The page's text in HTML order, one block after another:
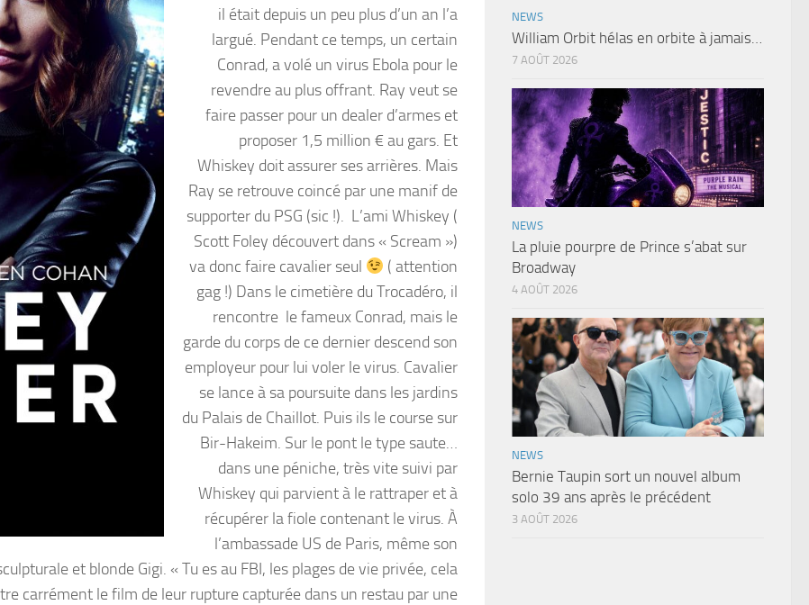
il était depuis un peu plus d’un an l’a
largué. Pendant ce temps, un certain
Conrad, a volé un virus Ebola pour le
revendre au plus offrant. Ray veut se
faire passer pour un dealer d’armes et
proposer 1,5 million € au gars. Et
Whiskey doit assurer ses arrières. Mais
Ray se retrouve coincé par une manif de
supporter du PSG (sic !). L’ami Whiskey (
Scott Foley découvert dans « Scream »)
va donc faire cavalier seul
( attention
gag !) Dans le cimetière du Trocadéro, il
rencontre le fameux Conrad, mais le
garde du corps de ce dernier descend son
employeur pour lui voler le virus. Cavalier
se lance à sa poursuite dans les jardins
du Palais de Chaillot. Puis ils le course sur
Bir-Hakeim. Sur le pont le type saute…
dans une péniche, très vite suivi par
Whiskey qui parvient à le rattraper et à
récupérer la fiole contenant le virus. À
l’ambassade US de Paris, même son
et blonde Gigi. « Tu es au FBI, les plages de vie privée, cela
carrément le film de leur rupture capturée dans un restau par une
NEWS
William Orbit hélas en orbite à jamais…
7 AOÛT 2026
NEWS
La pluie pourpre de Prince s’abat sur
Broadway
4 AOÛT 2026
NEWS
Bernie Taupin sort un nouvel album
solo 39 ans après le précédent
3 AOÛT 2026